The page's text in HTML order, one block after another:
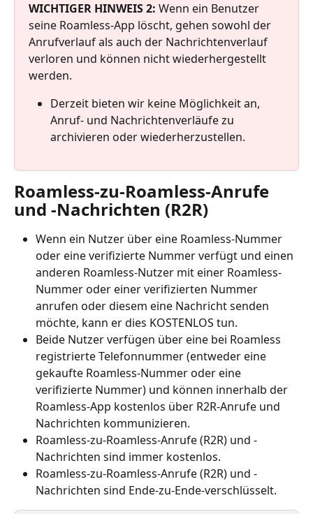
WICHTIGER HINWEIS 2: Wenn ein Benutzer
seine Roamless-App löscht, gehen sowohl der
Anrufverlauf als auch der Nachrichtenverlauf
verloren und können nicht wiederhergestellt
werden.
Derzeit bieten wir keine Möglichkeit an,
Anruf- und Nachrichtenverläufe zu
archivieren oder wiederherzustellen.
Roamless-zu-Roamless-Anrufe
und -Nachrichten (R2R)
Wenn ein Nutzer über eine Roamless-Nummer
oder eine verifizierte Nummer verfügt und einen
anderen Roamless-Nutzer mit einer Roamless-
Nummer oder einer verifizierten Nummer
anrufen oder diesem eine Nachricht senden
möchte, kann er dies KOSTENLOS tun.
Beide Nutzer verfügen über eine bei Roamless
registrierte Telefonnummer (entweder eine
gekaufte Roamless-Nummer oder eine
verifizierte Nummer) und können innerhalb der
Roamless-App kostenlos über R2R-Anrufe und
Nachrichten kommunizieren.
Roamless-zu-Roamless-Anrufe (R2R) und -
Nachrichten sind immer kostenlos.
Roamless-zu-Roamless-Anrufe (R2R) und -
Nachrichten sind Ende-zu-Ende-verschlüsselt.